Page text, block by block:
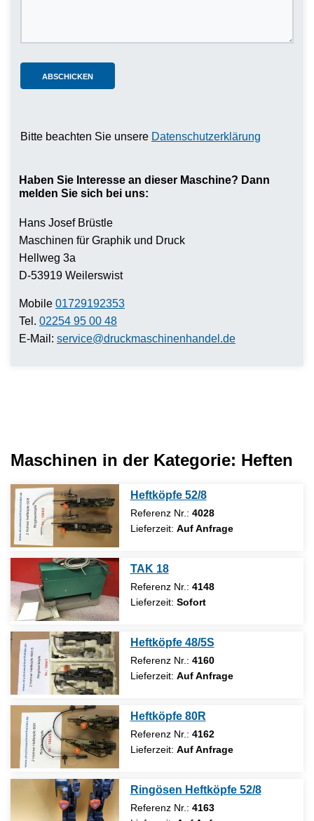
Bitte beachten Sie unsere Datenschutzerklärung
Haben Sie Interesse an dieser Maschine? Dann
melden Sie sich bei uns:
Hans Josef Brüstle
Maschinen für Graphik und Druck
Hellweg 3a
D-53919 Weilerswist
Mobile 01729192353
Tel. 02254 95 00 48
E-Mail: service@druckmaschinenhandel.de
Maschinen in der Kategorie: Heften
Heftköpfe 52/8
Referenz Nr.: 4028
Lieferzeit: Auf Anfrage
TAK 18
Referenz Nr.: 4148
Lieferzeit: Sofort
Heftköpfe 48/5S
Referenz Nr.: 4160
Lieferzeit: Auf Anfrage
Heftköpfe 80R
Referenz Nr.: 4162
Lieferzeit: Auf Anfrage
Ringösen Heftköpfe 52/8
Referenz Nr.: 4163